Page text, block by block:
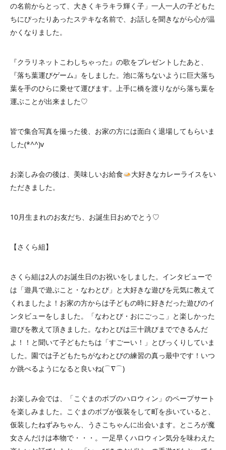
の名前からとって、大きくキラキラ輝く子」一人一人の子どもた
ちにぴったりあったステキな名前で、お話しを聞きながら心が温
かくなりました。
『クラリネットこわしちゃった』の歌をプレゼントしたあと、
『落ち葉運びゲーム』をしました。池に落ちないように巨大落ち
葉を手のひらに乗せて運びます。上手に橋を渡りながら落ち葉を
運ぶことが出来ました♡
皆で集合写真を撮った後、お家の方には面白く退場してもらいま
した(*^^)v
お楽しみ会の後は、美味しいお給食
大好きなカレーライスをい
ただきました。
10月生まれのお友だち、お誕生日おめでとう♡
【さくら組】
さくら組は2人のお誕生日のお祝いをしました。インタビューで
は「遊具で遊ぶこと・なわとび」と大好きな遊びを元気に教えて
くれましたよ！お家の方からは子どもの時に好きだった遊びのイ
ンタビューをしました。「なわとび・おにごっこ」と楽しかった
遊びを教えて頂きました。なわとびは三十跳びまでできるんだ
よ！！と聞いて子どもたちは「すごーい！」とびっくりしていま
した。園では子どもたちがなわとびの練習の真っ最中です！いつ
か跳べるようになると良いね(⌒∇⌒)
お楽しみ会では、「こぐまのボブのハロウィン」のペープサート
を楽しみました。こぐまのボブが仮装をして町を歩いていると、
仮装したねずみちゃん、うさこちゃんに出会います。ところが魔
女さんだけは本物で・・・。一足早くハロウィン気分を味わえた